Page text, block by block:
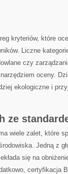
kryteriów, które
Liczne
czy
oceny.
ekologiczne ⁤i
ze
wiele zalet, które​
Jedną z
się na
certyfikacja